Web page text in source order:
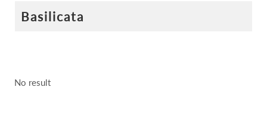
Basilicata
No result